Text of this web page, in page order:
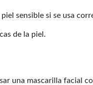
sensible si se usa
de la piel.
una mascarilla facial